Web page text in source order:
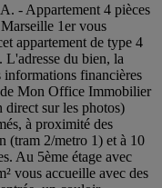
- Appartement 4 pièces
1er vous
appartement de type 4
L'adresse du bien, la
financières
Mon Office Immobilier
sur les photos)
à proximité des
(tram 2/metro 1) et à 10
Au 5ème étage avec
vous accueille avec des